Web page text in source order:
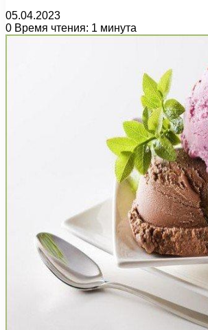
05.04.2023
0 Время чтения: 1 минута